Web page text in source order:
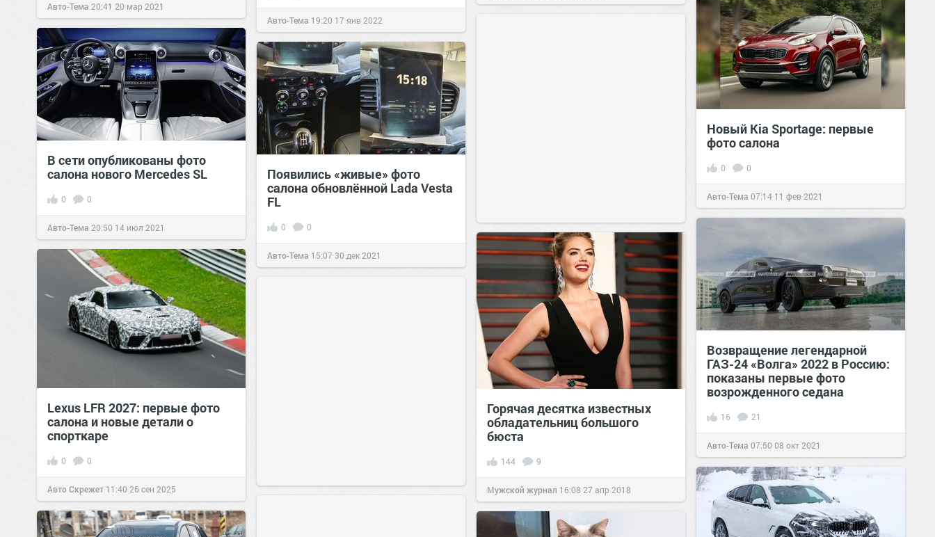
Авто-Тема 20:41 20 мар 2021
Авто-Тема 19:20 17 янв 2022
Новый Kia Sportage: первые
фото салона
0 0
Авто-Тема 07:14 11 фев 2021
В сети опубликованы фото
салона нового Mercedes SL
0 0
Авто-Тема 20:50 14 июл 2021
Появились «живые» фото
салона обновлённой Lada Vesta
FL
0 0
Авто-Тема 15:07 30 дек 2021
Возвращение легендарной
ГАЗ-24 «Волга» 2022 в Россию:
показаны первые фото
возрожденного седана
16 21
Авто-Тема 07:50 08 окт 2021
Горячая десятка известных
обладательниц большого
бюста
144 9
Мужской журнал 16:08 27 апр 2018
Lexus LFR 2027: первые фото
салона и новые детали о
спорткаре
0 0
Авто Скрежет 11:40 26 сен 2025